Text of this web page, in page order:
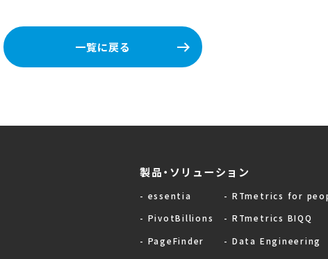
一覧に戻る
製品・ソリューション
- essentia
- PivotBillions
- PageFinder
- RTmetrics for
- RTmetrics BIQQ
- Data Engineering